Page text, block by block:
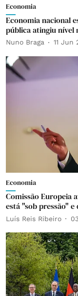
Economia
Economia nacional
pública atingiu nível
Nuno Braga 11 Jun
Economia
Comissão Europeia
está "sob pressão"
Luís Reis Ribeiro